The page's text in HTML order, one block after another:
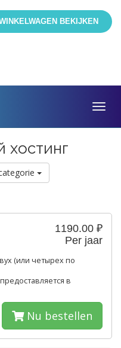
BEKIJKEN
хостинг
1190.00 ₽
Per jaar
(или четырех по
в
Nu bestellen